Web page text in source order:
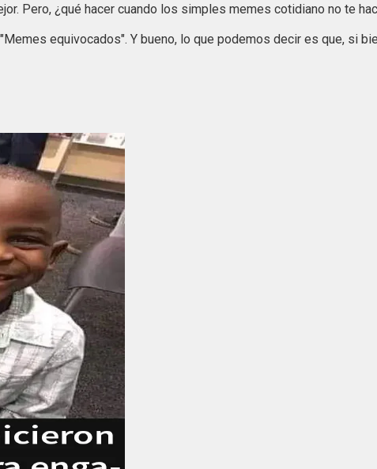
Pero, ¿qué hacer cuando los simples memes cotidiano no te
equivocados". Y bueno, lo que podemos decir es que, si